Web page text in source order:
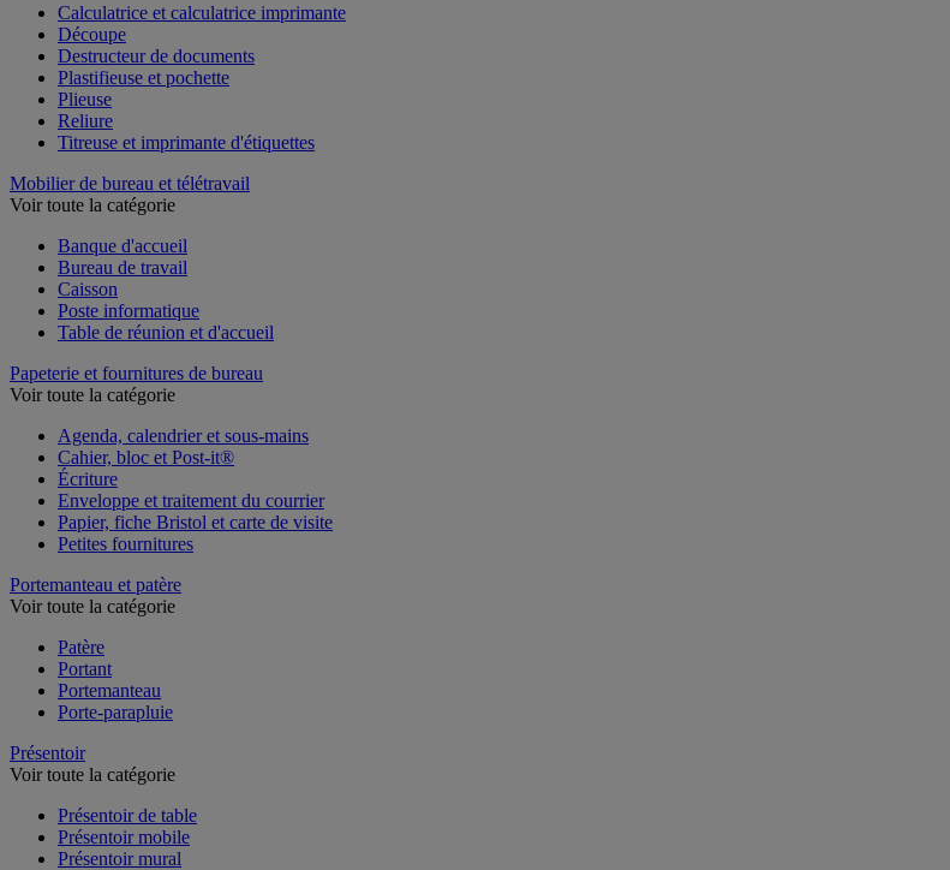
Calculatrice et calculatrice imprimante
Découpe
Destructeur de documents
Plastifieuse et pochette
Plieuse
Reliure
Titreuse et imprimante d'étiquettes
Mobilier de bureau et télétravail
Voir toute la catégorie
Banque d'accueil
Bureau de travail
Caisson
Poste informatique
Table de réunion et d'accueil
Papeterie et fournitures de bureau
Voir toute la catégorie
Agenda, calendrier et sous-mains
Cahier, bloc et Post-it®
Écriture
Enveloppe et traitement du courrier
Papier, fiche Bristol et carte de visite
Petites fournitures
Portemanteau et patère
Voir toute la catégorie
Patère
Portant
Portemanteau
Porte-parapluie
Présentoir
Voir toute la catégorie
Présentoir de table
Présentoir mobile
Présentoir mural